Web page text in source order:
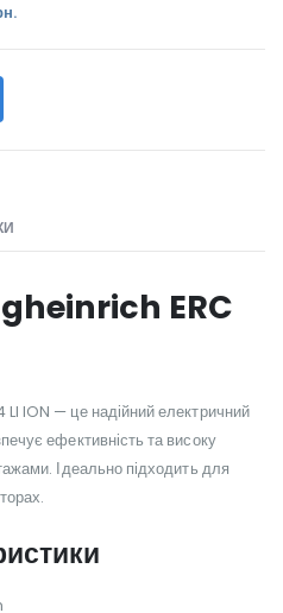
ERC
ION — це надійний електричний
ефективність та високу
Ідеально підходить для